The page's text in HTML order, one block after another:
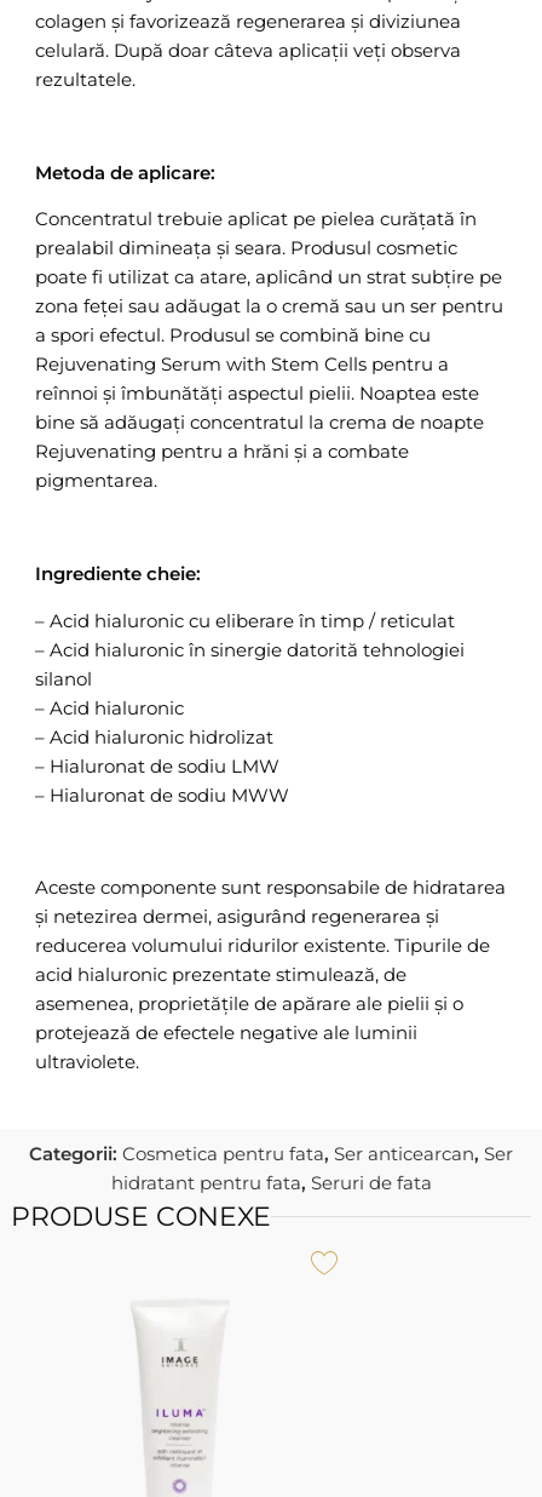
colagen și favorizează regenerarea și diviziunea
celulară. După doar câteva aplicații veți observa
rezultatele.
Metoda de aplicare:
Concentratul trebuie aplicat pe pielea curățată în
prealabil dimineața și seara. Produsul cosmetic
poate fi utilizat ca atare, aplicând un strat subțire pe
zona feței sau adăugat la o cremă sau un ser pentru
a spori efectul. Produsul se combină bine cu
Rejuvenating Serum with Stem Cells pentru a
reînnoi și îmbunătăți aspectul pielii. Noaptea este
bine să adăugați concentratul la crema de noapte
Rejuvenating pentru a hrăni și a combate
pigmentarea.
Ingrediente cheie:
– Acid hialuronic cu eliberare în timp / reticulat
– Acid hialuronic în sinergie datorită tehnologiei
silanol
– Acid hialuronic
– Acid hialuronic hidrolizat
– Hialuronat de sodiu LMW
– Hialuronat de sodiu MWW
Aceste componente sunt responsabile de hidratarea
și netezirea dermei, asigurând regenerarea și
reducerea volumului ridurilor existente. Tipurile de
acid hialuronic prezentate stimulează, de
asemenea, proprietățile de apărare ale pielii și o
protejează de efectele negative ale luminii
ultraviolete.
Categorii: Cosmetica pentru fata, Ser anticearcan, Ser
hidratant pentru fata, Seruri de fata
PRODUSE CONEXE